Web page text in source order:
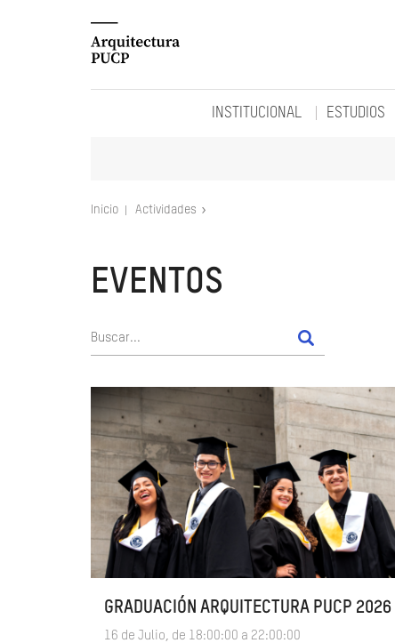
INSTITUCIONAL ESTUDIOS
Inicio Actividades
EVENTOS
GRADUACIÓN ARQUITECTURA PUCP 2026
16 de Julio, de 18:00:00 a 22:00:00